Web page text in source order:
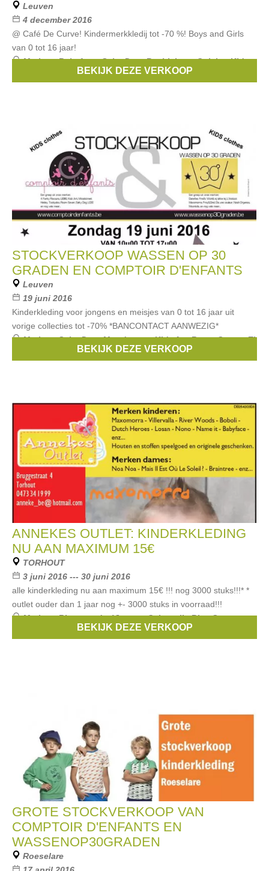
Leuven
4 december 2016
@ Café De Curve! Kindermerkkledij tot -70 %! Boys and Girls
van 0 tot 16 jaar!
Merken:Babyface,Salty Dog,Beebielove,Geisha,Kidz
BEKIJK DEZE VERKOOP
STOCKVERKOOP WASSEN OP 30
GRADEN EN COMPTOIR D'ENFANTS
Leuven
19 juni 2016
Kinderkleding voor jongens en meisjes van 0 tot 16 jaar uit
vorige collecties tot -70% *BANCONTACT AANWEZIG*
Merken:Salty Dog,Moodstreet,Kidz Art,Room Seven,Ej
BEKIJK DEZE VERKOOP
ANNEKES OUTLET: KINDERKLEDING
NU AAN MAXIMUM 15€
TORHOUT
3 juni 2016 --- 30 juni 2016
alle kinderkleding nu aan maximum 15€ !!! nog 3000 stuks!!!* *
outlet ouder dan 1 jaar nog +- 3000 stuks in voorraad!!!
Merken:Riverwoods,Vinrose,Cakewalk,Blue Seven,
, ...
BEKIJK DEZE VERKOOP
GROTE STOCKVERKOOP VAN
COMPTOIR D'ENFANTS EN
WASSENOP30GRADEN
Roeselare